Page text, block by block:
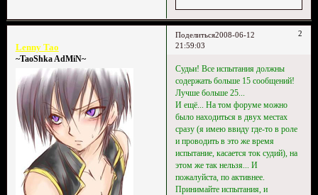
Поделиться 2
2008-06-12
21:59:03
Lenny Tao
~TaoShka AdMiN~
Судьи! Все испытания должны
содержать больше 15 сообщений!
Лучше больше 25...
И ещё... На том форуме можно
было находиться в двух местах
сразу (я имею ввиду где-то в роле
и проводить в это же время
испытание, касается ток судий), на
этом же так нельзя... И
пожалуйста, по активнее.
Принимайте испытания, и